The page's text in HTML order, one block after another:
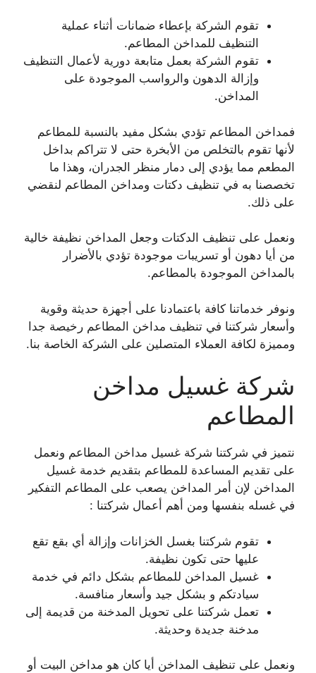
تقوم الشركة بإعطاء ضمانات أثناء عملية
التنظيف للمداخن المطاعم.
تقوم الشركة بعمل متابعة دورية لأعمال التنظيف
وإزالة الدهون والرواسب الموجودة على
المداخن.
فمداخن المطاعم تؤدي بشكل مفيد بالنسبة للمطاعم
لأنها تقوم بالتخلص من الأبخرة حتى لا تتراكم بداخل
المطعم مما يؤدي إلى دمار منظر الجدران، وهذا ما
تخصصنا به في تنظيف دكتات ومداخن المطاعم لنقضي
على ذلك.
ونعمل على تنظيف الدكتات وجعل المداخن نظيفة خالية
من أيا دهون أو تسريبات موجودة تؤدي بالأضرار
بالمداخن الموجودة بالمطاعم.
ونوفر خدماتنا كافة باعتمادنا على أجهزة حديثة وقوية
وأسعار شركتنا في تنظيف مداخن المطاعم رخيصة جدا
ومميزة لكافة العملاء المتصلين على الشركة الخاصة بنا.
شركة غسيل مداخن
المطاعم
نتميز في شركتنا شركة غسيل مداخن المطاعم ونعمل
على تقديم المساعدة للمطاعم بتقديم خدمة غسيل
المداخن لإن أمر المداخن يصعب على المطاعم التفكير
في غسله بنفسها ومن أهم أعمال شركتنا :
تقوم شركتنا بغسل الخزانات وإزالة أي بقع تقع
عليها حتى تكون نظيفة.
غسيل المداخن للمطاعم بشكل دائم في خدمة
سيادتكم و بشكل جيد وأسعار منافسة.
تعمل شركتنا على تحويل المدخنة من قديمة إلى
مدخنة جديدة وحديثة.
ونعمل على تنظيف المداخن أيا كان هو مداخن البيت أو